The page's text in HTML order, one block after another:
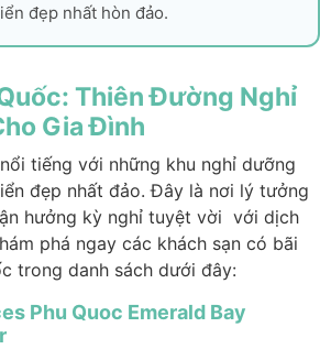
đẹp nhất hòn đảo.
Thiên Đường Nghỉ
Gia Đình
tiếng với những khu nghỉ dưỡng
đẹp nhất đảo. Đây là nơi lý tưởng
hưởng kỳ nghỉ tuyệt vời với dịch
phá ngay các khách sạn có bãi
trong danh sách dưới đây:
Phu Quoc Emerald Bay